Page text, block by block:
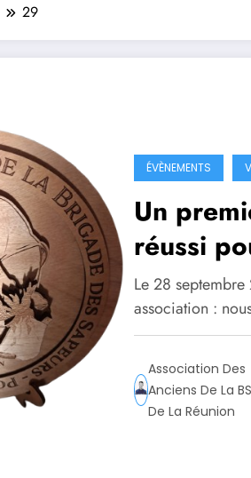
29
ÉVÈNEMENTS
Un
réussi
Brigade
Le 28
association :
Association Des
Anciens De La
De La Réunion